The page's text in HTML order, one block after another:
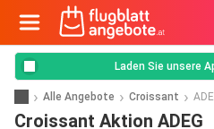
Laden Sie unsere
Alle Angebote Croissant
Croissant Aktion ADEG